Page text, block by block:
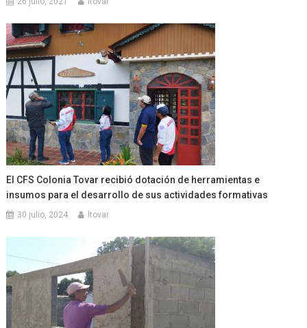
El CFS Colonia Tovar recibió dotación de herramientas e
insumos para el desarrollo de sus actividades formativas
30 julio, 2024 ltovar